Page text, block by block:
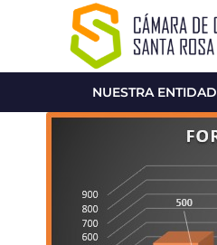
NUESTRA ENTIDAD